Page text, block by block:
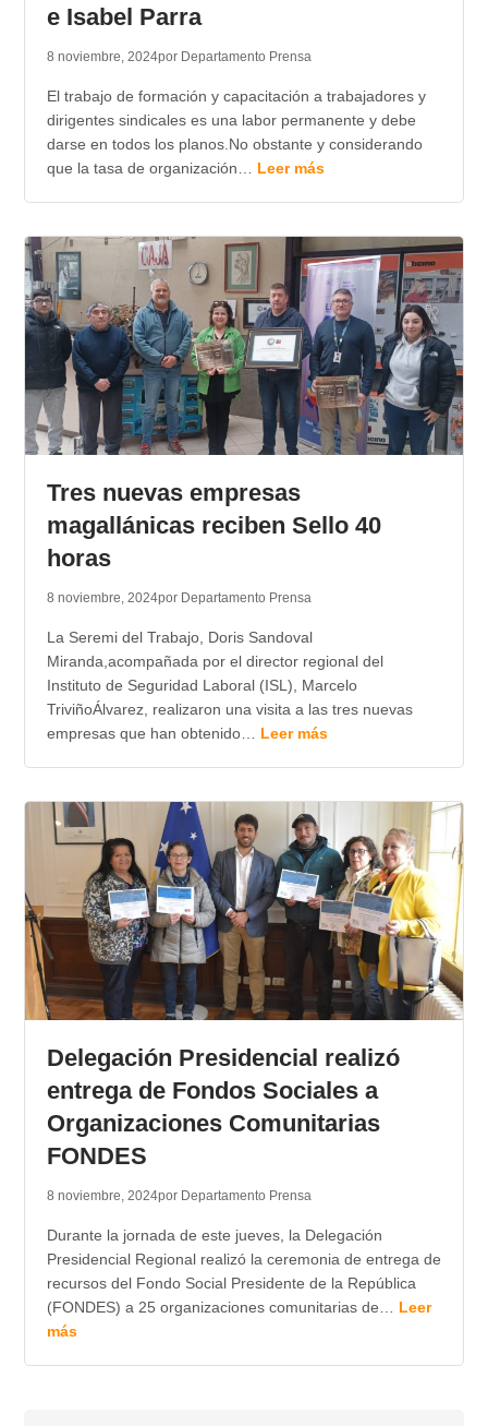
e Isabel Parra
8 noviembre, 2024por Departamento Prensa
El trabajo de formación y capacitación a trabajadores y
dirigentes sindicales es una labor permanente y debe
darse en todos los planos.No obstante y considerando
que la tasa de organización… Leer más
Tres nuevas empresas
magallánicas reciben Sello 40
horas
8 noviembre, 2024por Departamento Prensa
La Seremi del Trabajo, Doris Sandoval
Miranda,acompañada por el director regional del
Instituto de Seguridad Laboral (ISL), Marcelo
TriviñoÁlvarez, realizaron una visita a las tres nuevas
empresas que han obtenido… Leer más
Delegación Presidencial realizó
entrega de Fondos Sociales a
Organizaciones Comunitarias
FONDES
8 noviembre, 2024por Departamento Prensa
Durante la jornada de este jueves, la Delegación
Presidencial Regional realizó la ceremonia de entrega de
recursos del Fondo Social Presidente de la República
(FONDES) a 25 organizaciones comunitarias de… Leer
más